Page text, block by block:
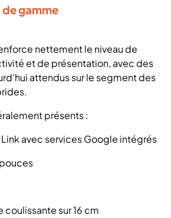
gamme
nettement le niveau de
et de présentation, avec des
attendus sur le segment des
présents :
avec services Google intégrés
coulissante sur 16 cm